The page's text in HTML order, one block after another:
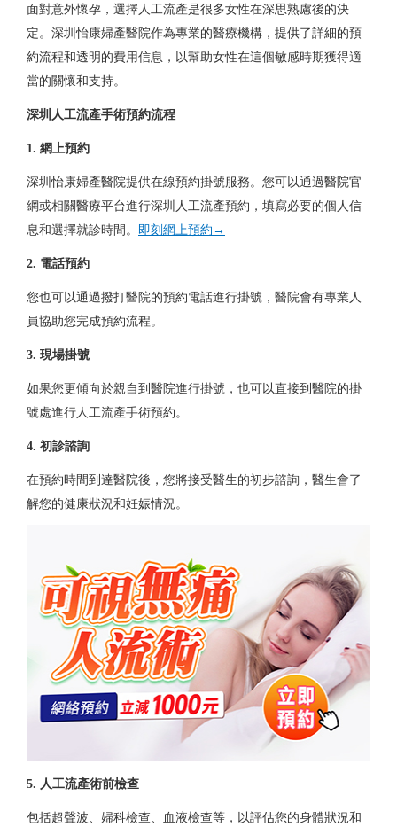
面對意外懷孕，選擇人工流產是很多女性在深思熟慮後的決
定。深圳怡康婦產醫院作為專業的醫療機構，提供了詳細的預
約流程和透明的費用信息，以幫助女性在這個敏感時期獲得適
當的關懷和支持。
深圳人工流產手術預約流程
1. 網上預約
深圳怡康婦產醫院提供在線預約掛號服務。您可以通過醫院官
網或相關醫療平台進行深圳人工流產預約，填寫必要的個人信
息和選擇就診時間。 即刻網上預約→
2. 電話預約
您也可以通過撥打醫院的預約電話進行掛號，醫院會有專業人
員協助您完成預約流程。
3. 現場掛號
如果您更傾向於親自到醫院進行掛號，也可以直接到醫院的掛
號處進行人工流產手術預約。
4. 初診諮詢
在預約時間到達醫院後，您將接受醫生的初步諮詢，醫生會了
解您的健康狀況和妊娠情況。
5. 人工流產術前檢查
包括超聲波、婦科檢查、血液檢查等，以評估您的身體狀況和